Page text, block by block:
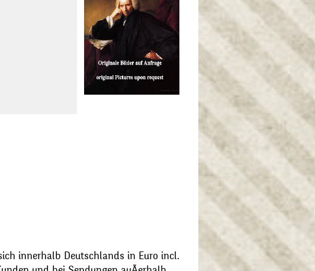
innerhalb Deutschlands in Euro incl.